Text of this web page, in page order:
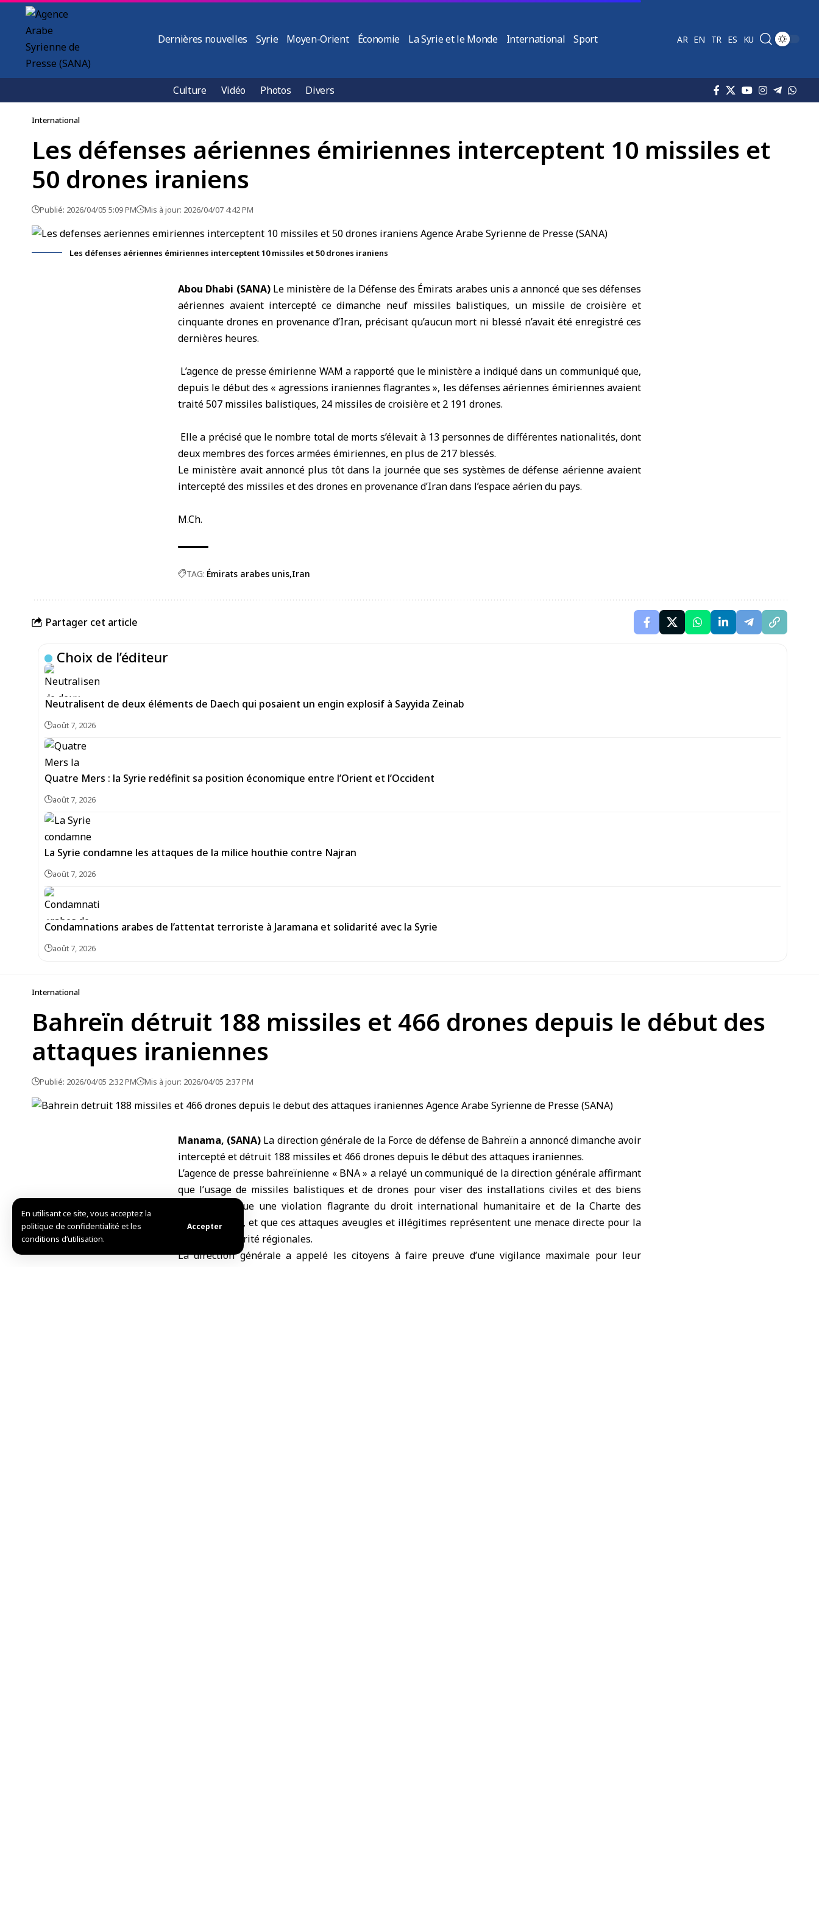
En utilisant ce site, vous acceptez la
politique de confidentialité et les
conditions d’utilisation.
Accepter
Dernières nouvelles Syrie Moyen-Orient Économie La Syrie et le Monde International Sport AR EN TR ES KU
Culture Vidéo Photos Divers
International
Les défenses aériennes émiriennes interceptent 10 missiles et
50 drones iraniens
Publié: 2026/04/05 5:09 PM Mis à jour: 2026/04/07 4:42 PM
Les défenses aériennes émiriennes interceptent 10 missiles et 50 drones iraniens
Abou Dhabi (SANA)Le ministère de la Défense des Émirats arabes unis a annoncé que ses défenses
aériennes avaient intercepté ce dimanche neuf missiles balistiques, un missile de croisière et
cinquante drones en provenance d’Iran, précisant qu’aucun mort ni blessé n’avait été enregistré ces
dernières heures.
L’agence de presse émirienne WAM a rapporté que le ministère a indiqué dans un communiqué que,
depuis le début des « agressions iraniennes flagrantes », les défenses aériennes émiriennes avaient
traité 507 missiles balistiques, 24 missiles de croisière et 2 191 drones.
Elle a précisé que le nombre total de morts s’élevait à 13 personnes de différentes nationalités, dont
deux membres des forces armées émiriennes, en plus de 217 blessés.
Le ministère avait annoncé plus tôt dans la journée que ses systèmes de défense aérienne avaient
intercepté des missiles et des drones en provenance d’Iran dans l’espace aérien du pays.
M.Ch.
TAG: Émirats arabes unis Iran
Partager cet article
Choix de l’éditeur
Neutralisent de deux éléments de Daech qui posaient un engin explosif à Sayyida Zeinab
août 7, 2026
Quatre Mers : la Syrie redéfinit sa position économique entre l’Orient et l’Occident
août 7, 2026
La Syrie condamne les attaques de la milice houthie contre Najran
août 7, 2026
Condamnations arabes de l’attentat terroriste à Jaramana et solidarité avec la Syrie
août 7, 2026
International
Bahreïn détruit 188 missiles et 466 drones depuis le début des
attaques iraniennes
Publié: 2026/04/05 2:32 PM Mis à jour: 2026/04/05 2:37 PM
Manama, (SANA) La direction générale de la Force de défense de Bahreïna annoncé dimanche avoir
intercepté et détruit 188 missiles et 466 drones depuis le début des attaques iraniennes.
L’agence de presse bahreïnienne « BNA » a relayé un communiqué de la direction générale affirmant
que l’usage de missiles balistiques et de drones pour viser des installations civiles et des biens
privés constitue une violation flagrante du droit international humanitaire et de la Charte des
Nations unies, et que ces attaques aveugles et illégitimes représentent une menace directe pour la
paix et la sécurité régionales.
La direction générale a appelé les citoyens à faire preuve d’une vigilance maximale pour leur